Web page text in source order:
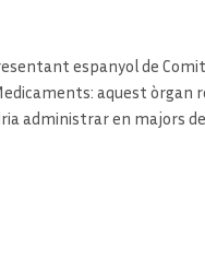
espanyol de
aquest
administrar en majors